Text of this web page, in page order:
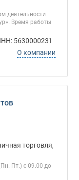
деятельности
Время работы
5630000231
О компании
торговля,
Пт.) с 09.00 до